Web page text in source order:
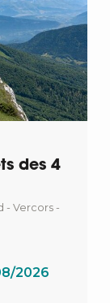
des 4
- Vercors -
2026